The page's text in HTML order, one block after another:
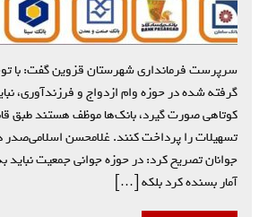
سرپرست فرمانداری شهرستان قزوین گفت: با
گرفته شده در حوزه وام ازدواج و فرزندآوری،
کوتاهی صورت گیرد، بانک‌ها موظف هستند طبق
تسهیلات را پرداخت کنند. غلامحسن
جوانان تصریح کرد: در حوزه جوانی جمعیت نباید
آمار بسنده کرد بلکه […]